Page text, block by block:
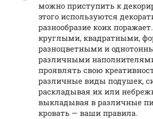
можно приступить к
этого используются
разнообразие коих
круглыми, квадратными,
разноцветными и
различными
проявлять свою
различные виды подушек,
раскладывая их или
выкладывая в различные
кровать — ваши правила.